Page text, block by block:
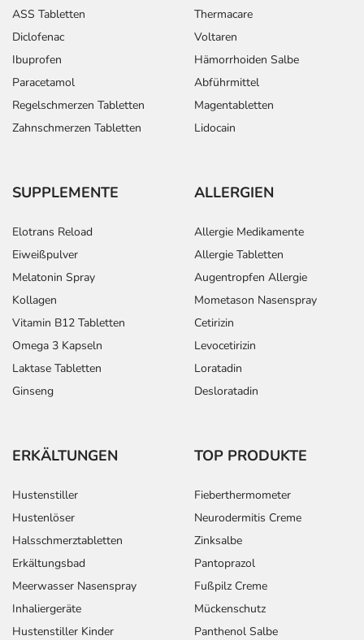
ASS Tabletten
Diclofenac
Ibuprofen
Paracetamol
Regelschmerzen Tabletten
Zahnschmerzen Tabletten
Thermacare
Voltaren
Hämorrhoiden Salbe
Abführmittel
Magentabletten
Lidocain
SUPPLEMENTE
Elotrans Reload
Eiweißpulver
Melatonin Spray
Kollagen
Vitamin B12 Tabletten
Omega 3 Kapseln
Laktase Tabletten
Ginseng
ALLERGIEN
Allergie Medikamente
Allergie Tabletten
Augentropfen Allergie
Mometason Nasenspray
Cetirizin
Levocetirizin
Loratadin
Desloratadin
ERKÄLTUNGEN
Hustenstiller
Hustenlöser
Halsschmerztabletten
Erkältungsbad
Meerwasser Nasenspray
Inhaliergeräte
Hustenstiller Kinder
TOP PRODUKTE
Fieberthermometer
Neurodermitis Creme
Zinksalbe
Pantoprazol
Fußpilz Creme
Mückenschutz
Panthenol Salbe